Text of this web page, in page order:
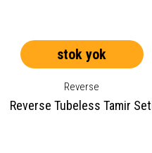
stok yok
Reverse
Reverse Tubeless Tamir